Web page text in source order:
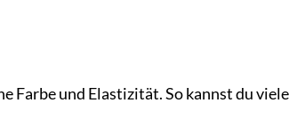
Farbe und Elastizität. So kannst du